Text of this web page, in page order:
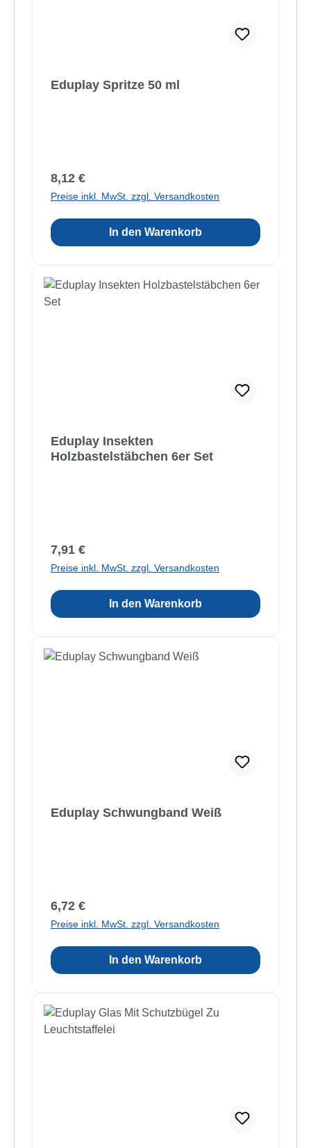
Eduplay Spritze 50 ml
Regulärer Preis:
8,12 €
Preise inkl. MwSt. zzgl. Versandkosten
In den Warenkorb
Eduplay Insekten
Holzbastelstäbchen 6er Set
Regulärer Preis:
7,91 €
Preise inkl. MwSt. zzgl. Versandkosten
In den Warenkorb
Eduplay Schwungband Weiß
Regulärer Preis:
6,72 €
Preise inkl. MwSt. zzgl. Versandkosten
In den Warenkorb